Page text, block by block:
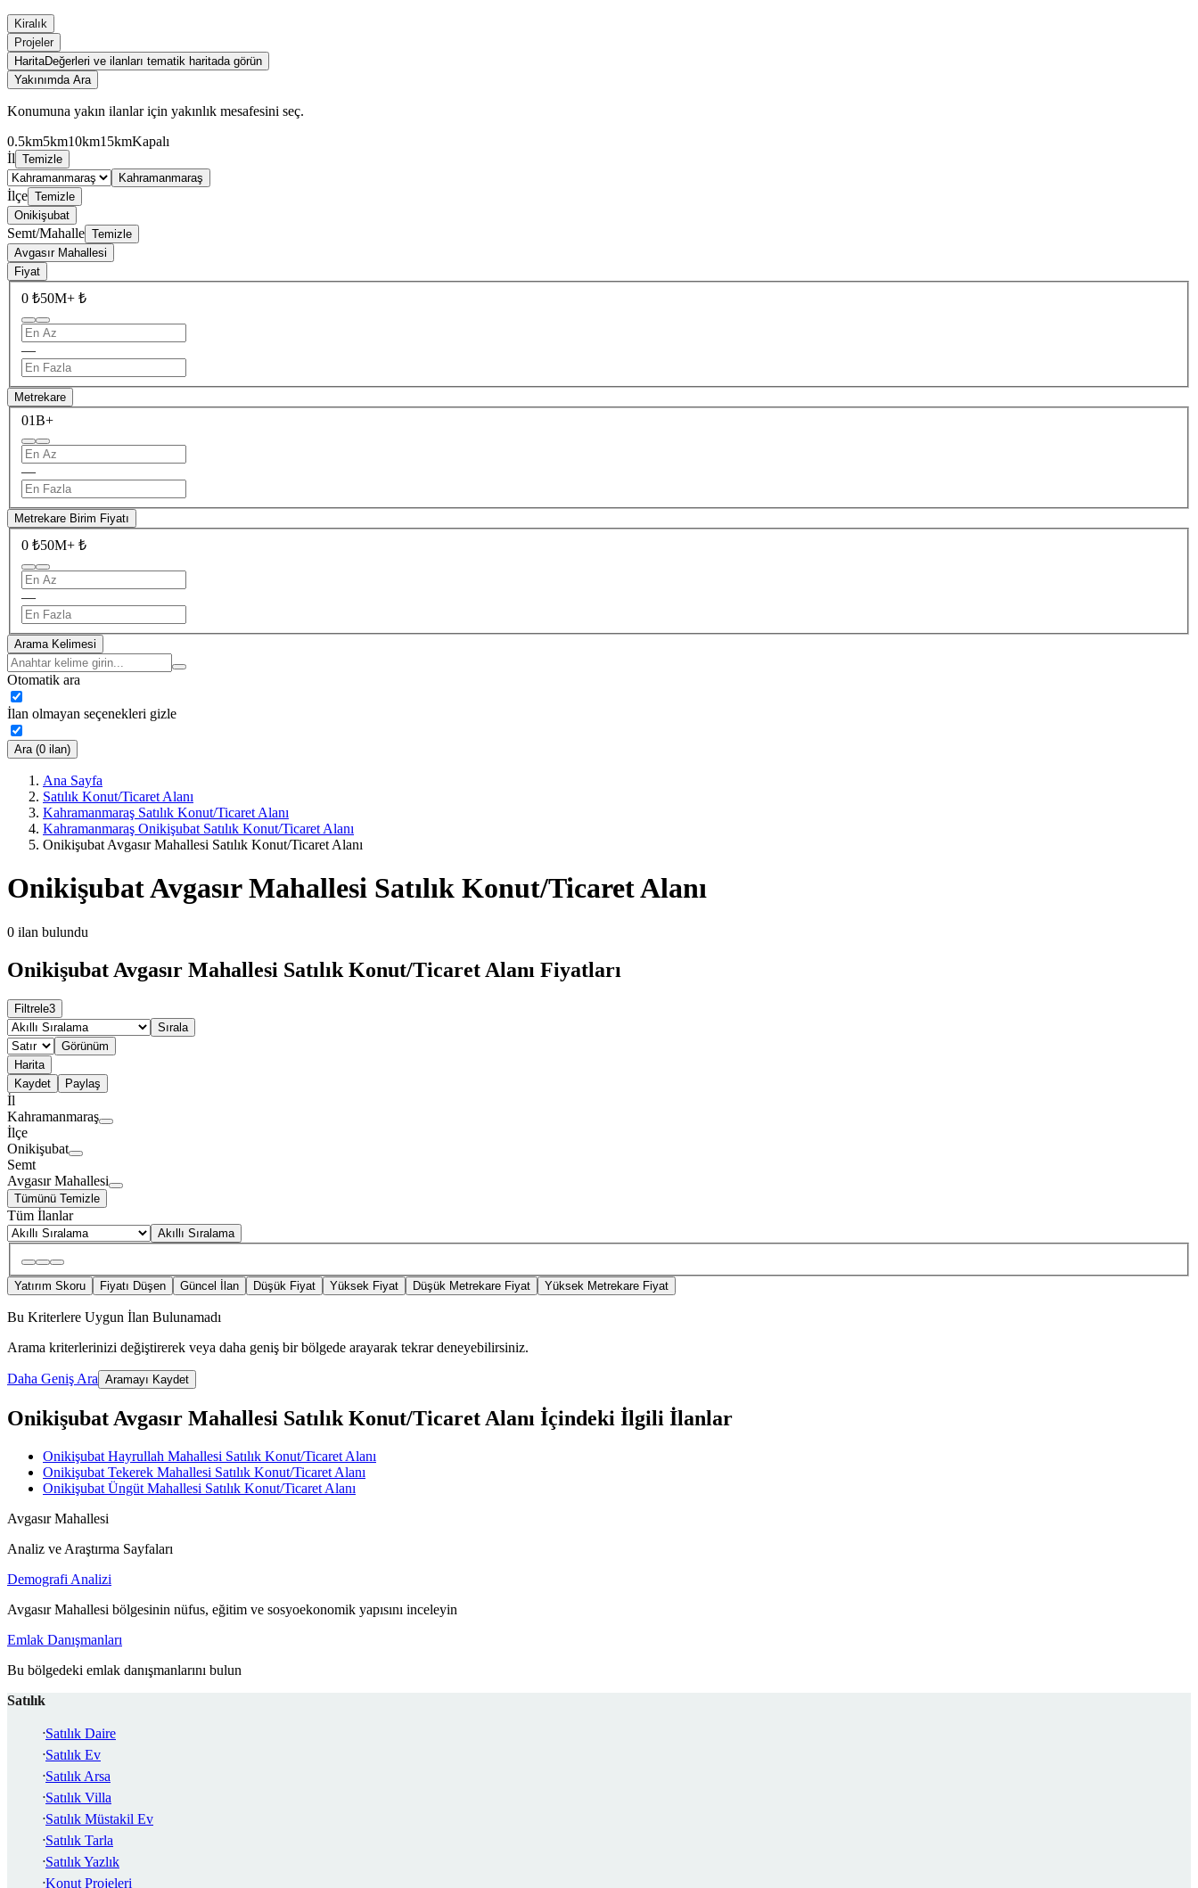
Kiralık
Projeler
HaritaDeğerleri ve ilanları tematik haritada görün
Yakınımda Ara
Konumuna yakın ilanlar için yakınlık mesafesini seç.
0.5km5km10km15kmKapalı
İl Temizle
Kahramanmaraş
İlçe Temizle
Onikişubat
Semt/Mahalle Temizle
Avgasır Mahallesi
Fiyat
0 ₺50M+ ₺
—
Metrekare
01B+
—
Metrekare Birim Fiyatı
0 ₺50M+ ₺
—
Arama Kelimesi
Otomatik ara
İlan olmayan seçenekleri gizle
Ara (0 ilan)
Ana Sayfa
Satılık Konut/Ticaret Alanı
Kahramanmaraş Satılık Konut/Ticaret Alanı
Kahramanmaraş Onikişubat Satılık Konut/Ticaret Alanı
Onikişubat Avgasır Mahallesi Satılık Konut/Ticaret Alanı
Onikişubat Avgasır Mahallesi Satılık Konut/Ticaret Alanı
0 ilan bulundu
Onikişubat Avgasır Mahallesi Satılık Konut/Ticaret Alanı Fiyatları
Filtrele3
Sırala
Görünüm
Harita
Kaydet
Paylaş
İl
Kahramanmaraş
İlçe
Onikişubat
Semt
Avgasır Mahallesi
Tümünü Temizle
Tüm İlanlar
Akıllı Sıralama
Yatırım Skoru Fiyatı Düşen Güncel İlan Düşük Fiyat Yüksek Fiyat Düşük Metrekare Fiyat Yüksek Metrekare Fiyat
Bu Kriterlere Uygun İlan Bulunamadı
Arama kriterlerinizi değiştirerek veya daha geniş bir bölgede arayarak tekrar deneyebilirsiniz.
Daha Geniş Ara Aramayı Kaydet
Onikişubat Avgasır Mahallesi Satılık Konut/Ticaret Alanı İçindeki İlgili İlanlar
Onikişubat Hayrullah Mahallesi Satılık Konut/Ticaret Alanı
Onikişubat Tekerek Mahallesi Satılık Konut/Ticaret Alanı
Onikişubat Üngüt Mahallesi Satılık Konut/Ticaret Alanı
Avgasır Mahallesi
Analiz ve Araştırma Sayfaları
Demografi Analizi
Avgasır Mahallesi bölgesinin nüfus, eğitim ve sosyoekonomik yapısını inceleyin
Emlak Danışmanları
Bu bölgedeki emlak danışmanlarını bulun
Satılık
Satılık Daire
Satılık Ev
Satılık Arsa
Satılık Villa
Satılık Müstakil Ev
Satılık Tarla
Satılık Yazlık
Konut Projeleri